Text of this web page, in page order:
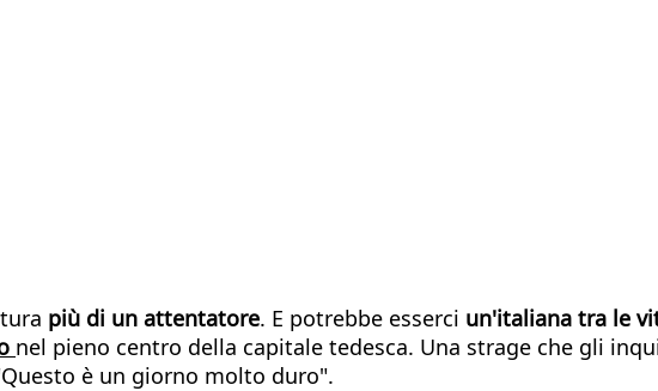
più di un attentatore. E potrebbe esserci un'italiana tra le
nel pieno centro della capitale tedesca. Una strage che gli
è un giorno molto duro".